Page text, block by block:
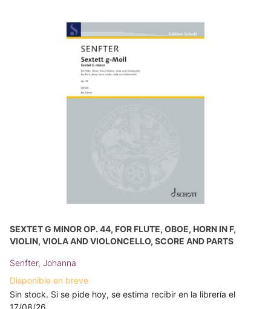
SEXTET G MINOR OP. 44, FOR FLUTE, OBOE, HORN IN F,
VIOLIN, VIOLA AND VIOLONCELLO, SCORE AND PARTS
Senfter, Johanna
Disponible en breve
Sin stock. Si se pide hoy, se estima recibir en la librería el
17/08/26